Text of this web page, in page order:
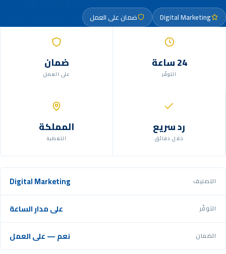
Digital Marketing ضمان على العمل
24 ساعة
التوفّر
ضمان
على العمل
رد سريع
خلال دقائق
المملكة
التغطية
التصنيف Digital Marketing
التوفّر على مدار الساعة
الضمان نعم — على العمل